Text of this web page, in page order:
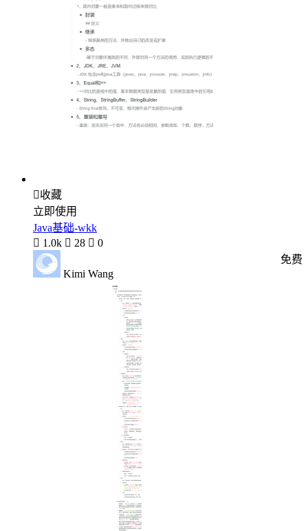
收藏
立即使用
Java基础-wkk
 1.0k  28  0
Kimi Wang
免费